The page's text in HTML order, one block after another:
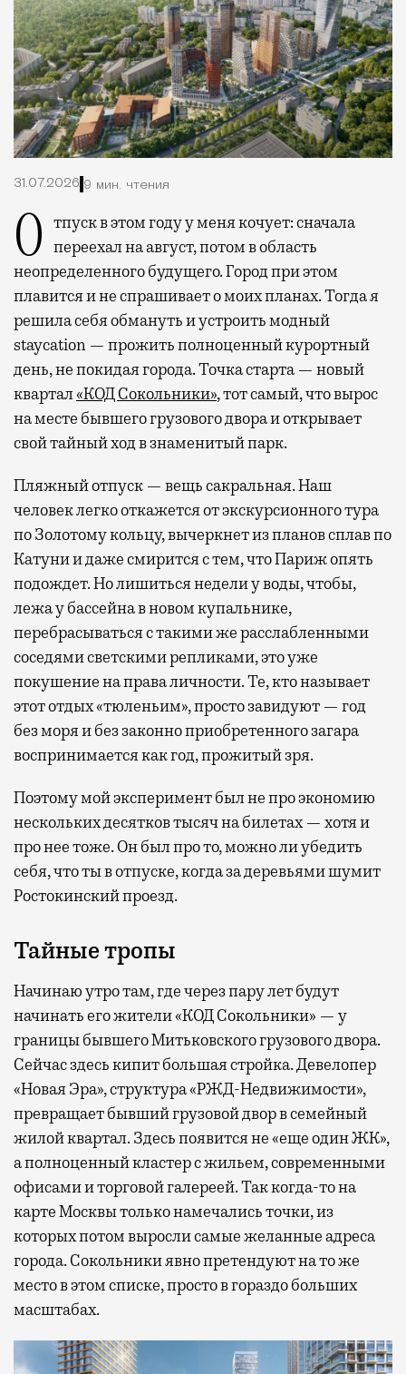
31.07.2026 9 мин. чтения
Отпуск в этом году у меня кочует: сначала переехал на август, потом в область
неопределенного будущего. Город при этом
плавится и не спрашивает о моих планах. Тогда я
решила себя обмануть и устроить модный
staycation — прожить полноценный курортный
день, не покидая города. Точка старта — новый
квартал«КОД Сокольники», тот самый, что вырос
на месте бывшего грузового двора и открывает
свой тайный ход в знаменитый парк.
Пляжный отпуск — вещь сакральная. Наш
человек легко откажется от экскурсионного тура
по Золотому кольцу, вычеркнет из планов сплав по
Катуни и даже смирится с тем, что Париж опять
подождет. Но лишиться недели у воды, чтобы,
лежа у бассейна в новом купальнике,
перебрасываться с такими же расслабленными
соседями светскими репликами, это уже
покушение на права личности. Те, кто называет
этот отдых «тюленьим», просто завидуют — год
без моря и без законно приобретенного загара
воспринимается как год, прожитый зря.
Поэтому мой эксперимент был не про экономию
нескольких десятков тысяч на билетах — хотя и
про нее тоже. Он был про то, можно ли убедить
себя, что ты в отпуске, когда за деревьями шумит
Ростокинский проезд.
Тайные тропы
Начинаю утро там, где через пару лет будут
начинать его жители «КОД Сокольники» — у
границы бывшего Митьковского грузового двора.
Сейчас здесь кипит большая стройка. Девелопер
«Новая Эра», структура «РЖД-Недвижимости»,
превращает бывший грузовой двор в семейный
жилой квартал. Здесь появится не «еще один ЖК»,
а полноценный кластер с жильем, современными
офисами и торговой галереей. Так когда-то на
карте Москвы только намечались точки, из
которых потом выросли самые желанные адреса
города. Сокольники явно претендуют на то же
место в этом списке, просто в гораздо больших
масштабах.